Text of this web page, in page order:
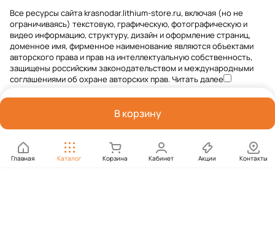
В корзину
Главная Каталог Корзина Кабинет Акции Контакты
Все ресурсы сайта krasnodar.lithium-store.ru, включая (но не
ограничиваясь) текстовую, графическую, фотографическую и
видео информацию, структуру, дизайн и оформление страниц,
доменное имя, фирменное наименование являются объектами
авторского права и прав на интеллектуальную собственность,
защищены российским законодательством и международными
соглашениями об охране авторских прав.Читать далее